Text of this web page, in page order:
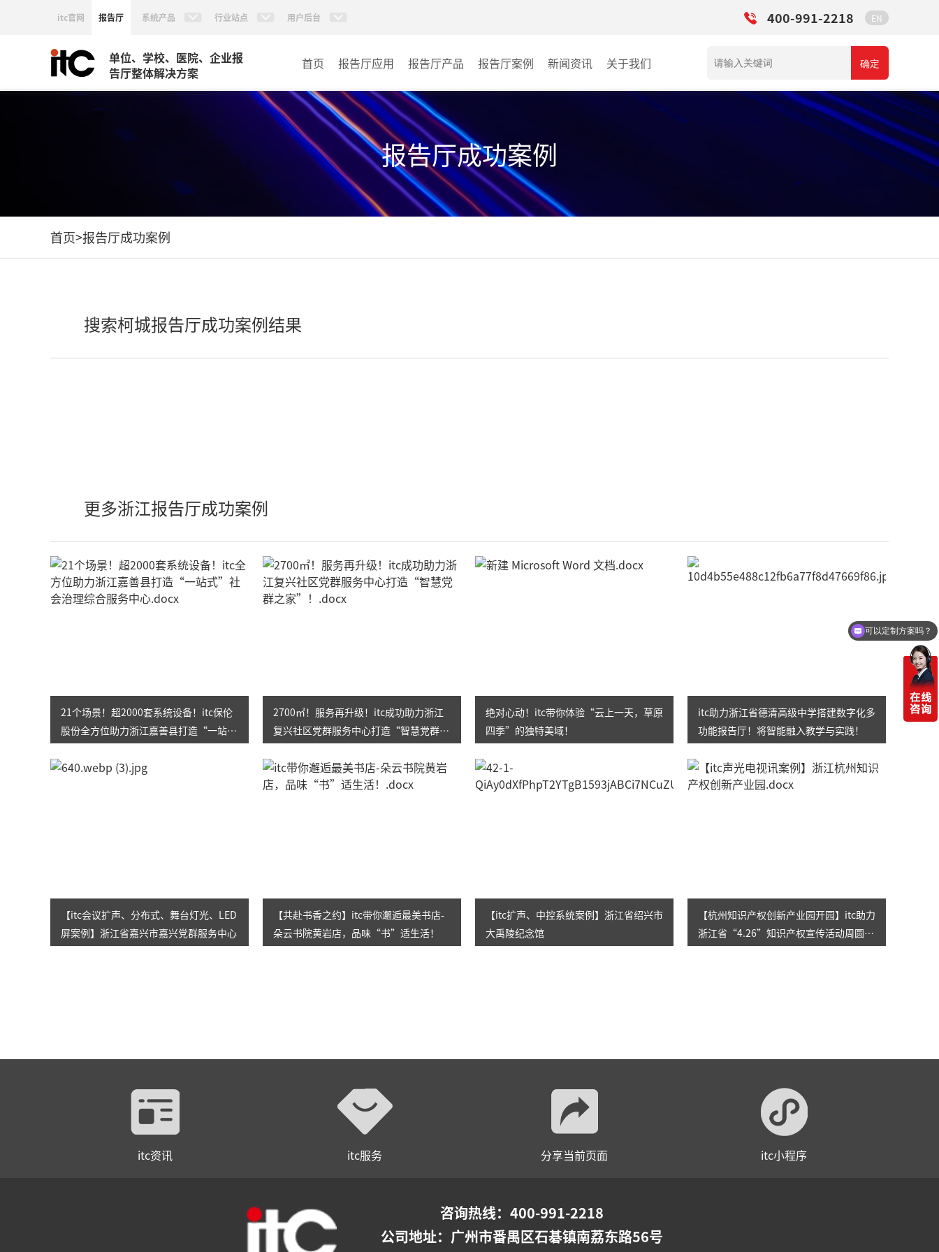
itc官网 报告厅 系统产品 行业站点 用户后台 400-991-2218 EN
单位、学校、医院、企业报
告厅整体解决方案
首页 报告厅应用 报告厅产品
AI智慧视频会议系统
AI智慧会议平板
视频会议配件
AI智慧会议平板itchub
数字化会议设备
同声传译系列
AI智慧录播系统
庭审录播
智能AI会议纪要系列
报告厅案例
文体场馆
教育
医疗
新闻资讯 关于我们 确定
报告厅成功案例
首页>报告厅成功案例
搜索柯城报告厅成功案例结果
更多浙江报告厅成功案例
21个场景！超2000套系统设备！itc保伦
股份全方位助力浙江嘉善县打造“一站
2700㎡！服务再升级！itc成功助力浙江
复兴社区党群服务中心打造“智慧党群之
绝对心动！itc带你体验“云上一天，草原
四季”的独特美域！
itc助力浙江省德清高级中学搭建数字化多
功能报告厅！将智能融入教学与实践！
【itc会议扩声、分布式、舞台灯光、LED
屏案例】浙江省嘉兴市嘉兴党群服务中心
【共赴书香之约】itc带你邂逅最美书店-
朵云书院黄岩店，品味“书”适生活！
【itc扩声、中控系统案例】浙江省绍兴市
大禹陵纪念馆
【杭州知识产权创新产业园开园】itc助力
浙江省“4.26”知识产权宣传活动周圆满
itc资讯 itc服务 分享当前页面 itc小程序
咨询热线：400-991-2218
公司地址： 广州市番禺区石碁镇南荔东路56号
可以定制方案吗？